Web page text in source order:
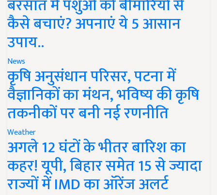
बरसात में पशुओं को बीमारियों से
कैसे बचाएं? अपनाएं ये 5 आसान
उपाय..
News
कृषि अनुसंधान परिसर, पटना में
वैज्ञानिकों का मंथन, भविष्य की कृषि
तकनीकों पर बनी नई रणनीति
Weather
अगले 12 घंटों के भीतर बारिश का
कहर! यूपी, बिहार समेत 15 से ज्यादा
राज्यों में IMD का ऑरेंज अलर्ट